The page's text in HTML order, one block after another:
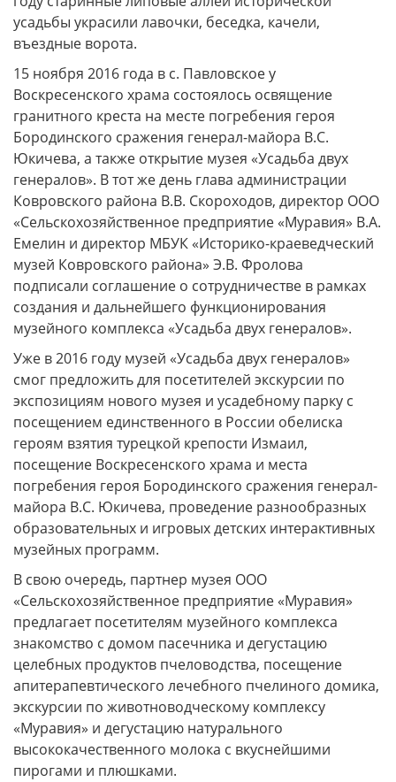
усадьбы украсили лавочки, беседка, качели,
въездные ворота.
15 ноября 2016 года в с. Павловское у
Воскресенского храма состоялось освящение
гранитного креста на месте погребения героя
Бородинского сражения генерал-майора В.С.
Юкичева, а также открытие музея «Усадьба двух
генералов». В тот же день глава администрации
Ковровского района В.В. Скороходов, директор ООО
«Сельскохозяйственное предприятие «Муравия» В.А.
Емелин и директор МБУК «Историко-краеведческий
музей Ковровского района» Э.В. Фролова
подписали соглашение о сотрудничестве в рамках
создания и дальнейшего функционирования
музейного комплекса «Усадьба двух генералов».
Уже в 2016 году музей «Усадьба двух генералов»
смог предложить для посетителей экскурсии по
экспозициям нового музея и усадебному парку с
посещением единственного в России обелиска
героям взятия турецкой крепости Измаил,
посещение Воскресенского храма и места
погребения героя Бородинского сражения генерал-
майора В.С. Юкичева, проведение разнообразных
образовательных и игровых детских интерактивных
музейных программ.
В свою очередь, партнер музея ООО
«Сельскохозяйственное предприятие «Муравия»
предлагает посетителям музейного комплекса
знакомство с домом пасечника и дегустацию
целебных продуктов пчеловодства, посещение
апитерапевтического лечебного пчелиного домика,
экскурсии по животноводческому комплексу
«Муравия» и дегустацию натурального
высококачественного молока с вкуснейшими
пирогами и плюшками.